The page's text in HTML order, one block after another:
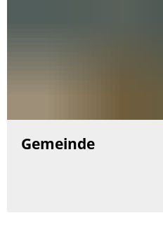
Gemeinde